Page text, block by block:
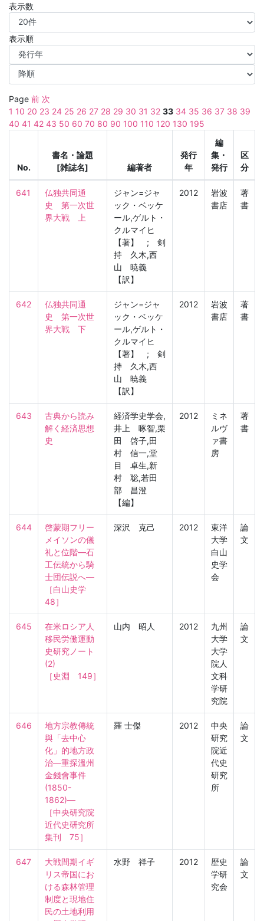
表示数
表示順
Page 前 次
1 10 20 23 24 25 26 27 28 29 30 31 32 33 34 35 36 37 38 39
40 41 42 43 50 60 70 80 90 100 110 120 130 195
No.
書名・論題
[雑誌名]
編著者
発行
年
編
集・
発行
区
分
641
仏独共同通
史　第一次世
界大戦　上
ジャン=ジャ
ック・ベッケ
ール,ゲルト・
クルマイヒ
【著】 ; 剣
持 久木,西
山 暁義
【訳】
2012
岩波
書店
著
書
642
仏独共同通
史　第一次世
界大戦　下
ジャン=ジャ
ック・ベッケ
ール,ゲルト・
クルマイヒ
【著】 ; 剣
持 久木,西
山 暁義
【訳】
2012
岩波
書店
著
書
643
古典から読み
解く経済思想
史
経済学史学会,
井上 啄智,栗
田 啓子,田
村 信一,堂
目 卓生,新
村 聡,若田
部 昌澄
【編】
2012
ミネ
ルヴ
ァ書
房
著
書
644
啓蒙期フリー
メイソンの儀
礼と位階―石
工伝統から騎
士団伝説へ―
［白山史学
48］
深沢 克己 2012
東洋
大学
白山
史学
会
論
文
645
在米ロシア人
移民労働運動
史研究ノート
(2)
［史淵　149］
山内 昭人 2012
九州
大学
大学
院人
文科
学研
究院
論
文
646
地方宗教傳統
與「去中心
化」的地方政
治―重探溫州
金錢會事件
(1850-
1862)―
［中央研究院
近代史研究所
集刊　75］
羅 士傑 2012
中央
研究
院近
代史
研究
所
論
文
647
大戦間期イギ
リス帝国にお
ける森林管理
制度と現地住
民の土地利用
水野 祥子 2012
歴史
学研
究会
論
文